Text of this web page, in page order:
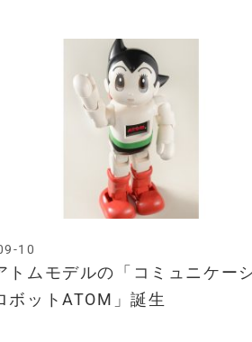
トムモデルの「コミュニケー
ボットATOM」誕生
10